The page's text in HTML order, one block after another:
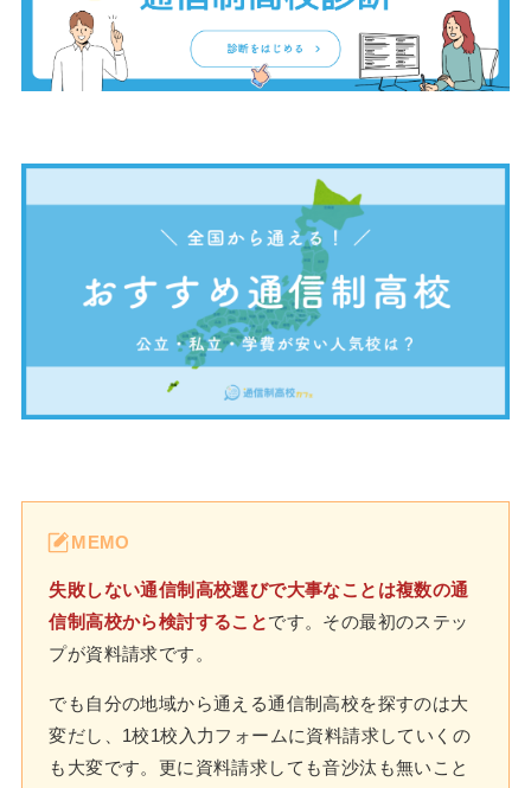
MEMO
失敗しない通信制高校選びで大事なことは複数の通
信制高校から検討することです。その最初のステッ
プが資料請求です。
でも自分の地域から通える通信制高校を探すのは大
変だし、1校1校入力フォームに資料請求していくの
も大変です。更に資料請求しても音沙汰も無いこと